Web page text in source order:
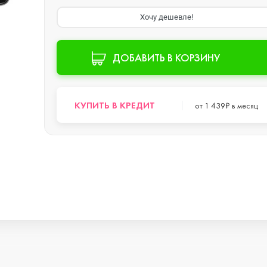
Хочу дешевле!
ДОБАВИТЬ В КОРЗИНУ
КУПИТЬ В КРЕДИТ от 1 439₽ в месяц